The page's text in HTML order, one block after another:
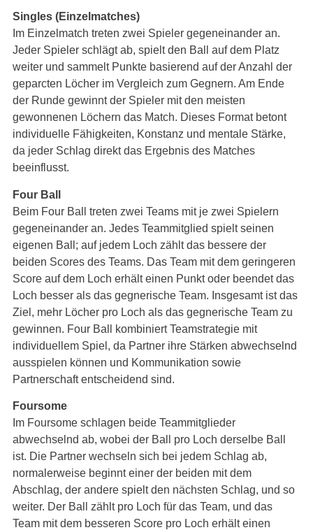
Singles (Einzelmatches)
Im Einzelmatch treten zwei Spieler gegeneinander an.
Jeder Spieler schlägt ab, spielt den Ball auf dem Platz
weiter und sammelt Punkte basierend auf der Anzahl der
geparcten Löcher im Vergleich zum Gegnern. Am Ende
der Runde gewinnt der Spieler mit den meisten
gewonnenen Löchern das Match. Dieses Format betont
individuelle Fähigkeiten, Konstanz und mentale Stärke,
da jeder Schlag direkt das Ergebnis des Matches
beeinflusst.
Four Ball
Beim Four Ball treten zwei Teams mit je zwei Spielern
gegeneinander an. Jedes Teammitglied spielt seinen
eigenen Ball; auf jedem Loch zählt das bessere der
beiden Scores des Teams. Das Team mit dem geringeren
Score auf dem Loch erhält einen Punkt oder beendet das
Loch besser als das gegnerische Team. Insgesamt ist das
Ziel, mehr Löcher pro Loch als das gegnerische Team zu
gewinnen. Four Ball kombiniert Teamstrategie mit
individuellem Spiel, da Partner ihre Stärken abwechselnd
ausspielen können und Kommunikation sowie
Partnerschaft entscheidend sind.
Foursome
Im Foursome schlagen beide Teammitglieder
abwechselnd ab, wobei der Ball pro Loch derselbe Ball
ist. Die Partner wechseln sich bei jedem Schlag ab,
normalerweise beginnt einer der beiden mit dem
Abschlag, der andere spielt den nächsten Schlag, und so
weiter. Der Ball zählt pro Loch für das Team, und das
Team mit dem besseren Score pro Loch erhält einen